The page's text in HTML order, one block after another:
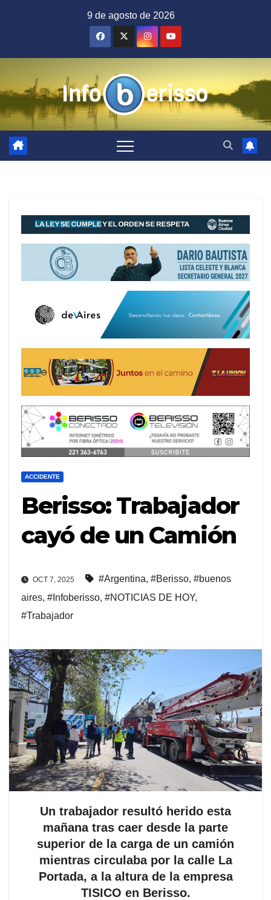
9 de agosto de 2026
ACCIDENTE
Berisso: Trabajador
cayó de un Camión
OCT 7, 2025 #Argentina, #Berisso, #buenos
aires, #Infoberisso, #NOTICIAS DE HOY,
#Trabajador
Un trabajador resultó herido esta
mañana tras caer desde la parte
superior de la carga de un camión
mientras circulaba por la calle La
Portada, a la altura de la empresa
TISICO en Berisso.